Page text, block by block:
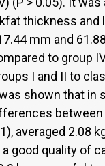
thickness and
mm and
to group
I and II to
shown that in
between
averaged 2.08
a good quality of